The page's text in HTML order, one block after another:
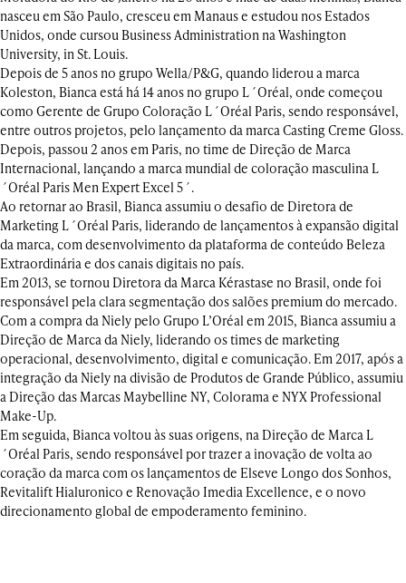
nasceu em São Paulo, cresceu em Manaus e estudou nos Estados
Unidos, onde cursou Business Administration na Washington
University, in St. Louis.
Depois de 5 anos no grupo Wella/P&G, quando liderou a marca
Koleston, Bianca está há 14 anos no grupo L´Oréal, onde começou
como Gerente de Grupo Coloração L´Oréal Paris, sendo responsável,
entre outros projetos, pelo lançamento da marca Casting Creme Gloss.
Depois, passou 2 anos em Paris, no time de Direção de Marca
Internacional, lançando a marca mundial de coloração masculina L
´Oréal Paris Men Expert Excel 5´.
Ao retornar ao Brasil, Bianca assumiu o desafio de Diretora de
Marketing L´Oréal Paris, liderando de lançamentos à expansão digital
da marca, com desenvolvimento da plataforma de conteúdo Beleza
Extraordinária e dos canais digitais no país.
Em 2013, se tornou Diretora da Marca Kérastase no Brasil, onde foi
responsável pela clara segmentação dos salões premium do mercado.
Com a compra da Niely pelo Grupo L’Oréal em 2015, Bianca assumiu a
Direção de Marca da Niely, liderando os times de marketing
operacional, desenvolvimento, digital e comunicação. Em 2017, após a
integração da Niely na divisão de Produtos de Grande Público, assumiu
a Direção das Marcas Maybelline NY, Colorama e NYX Professional
Make-Up.
Em seguida, Bianca voltou às suas origens, na Direção de Marca L
´Oréal Paris, sendo responsável por trazer a inovação de volta ao
coração da marca com os lançamentos de Elseve Longo dos Sonhos,
Revitalift Hialuronico e Renovação Imedia Excellence, e o novo
direcionamento global de empoderamento feminino.